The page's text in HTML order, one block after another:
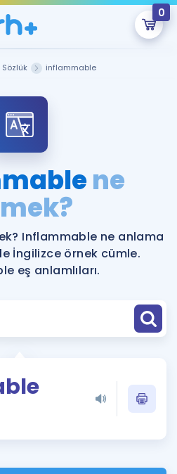
0
Hatırlamıyorum
Şu An Boş.
hazırlayacak onlarca eğitim seni
bekliyor!
İngilizce Gramer
Sözlük inflammable
ne
Inflammable ne anlama
İngilizce örnek cümle.
eş anlamlıları.